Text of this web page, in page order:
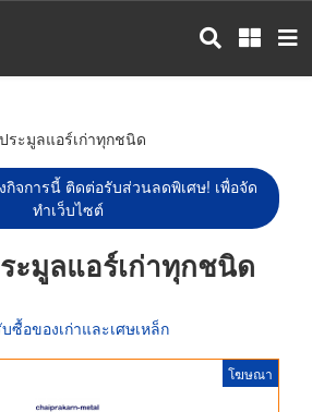
ระมูลแอร์เก่าทุกชนิด
จการนี้ ติดต่อรับส่วนลดพิเศษ! เพื่อจัด
ทำเว็บไซต์
ะมูลแอร์เก่าทุกชนิด
ซื้อของเก่าและเศษเหล็ก
โฆษณา